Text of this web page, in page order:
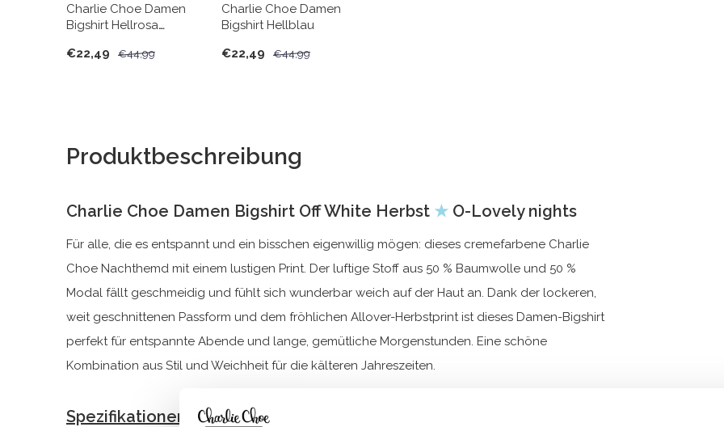
Charlie Choe Damen
Bigshirt Hellrosa
€22,49
€44,99
Charlie Choe Damen
Bigshirt Hellblau
€22,49
€44,99
Produktbeschreibung
Charlie Choe Damen Bigshirt Off White Herbst ★ O-Lovely nights
Für alle, die es entspannt und ein bisschen eigenwillig mögen: dieses cremefarbene Charlie
Choe Nachthemd mit einem lustigen Print. Der luftige Stoff aus 50 % Baumwolle und 50 %
Modal fällt geschmeidig und fühlt sich wunderbar weich auf der Haut an. Dank der lockeren,
weit geschnittenen Passform und dem fröhlichen Allover-Herbstprint ist dieses Damen-Bigshirt
perfekt für entspannte Abende und lange, gemütliche Morgenstunden. Eine schöne
Kombination aus Stil und Weichheit für die kälteren Jahreszeiten.
Spezifikationen